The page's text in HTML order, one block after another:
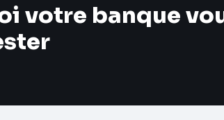
votre banque